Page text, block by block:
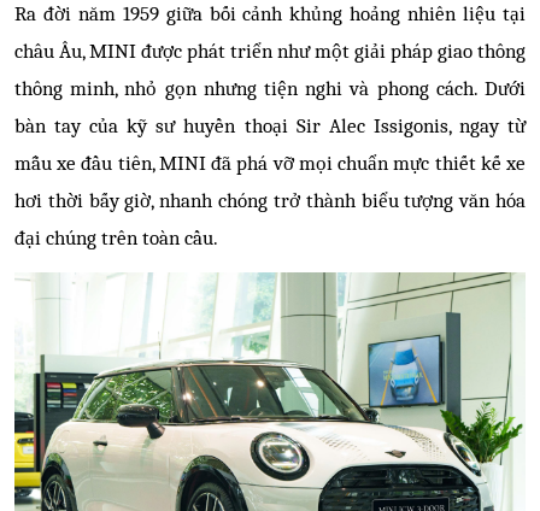
Ra đời năm 1959 giữa bối cảnh khủng hoảng nhiên liệu tại
châu Âu, MINI được phát triển như một giải pháp giao thông
thông minh, nhỏ gọn nhưng tiện nghi và phong cách. Dưới
bàn tay của kỹ sư huyền thoại Sir Alec Issigonis, ngay từ
mẫu xe đầu tiên, MINI đã phá vỡ mọi chuẩn mực thiết kế xe
hơi thời bấy giờ, nhanh chóng trở thành biểu tượng văn hóa
đại chúng trên toàn cầu.